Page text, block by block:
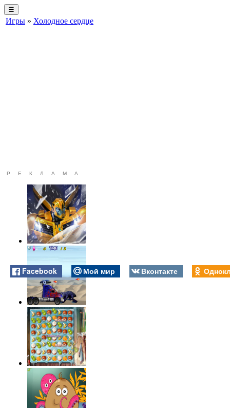
☰
Игры » Холодное сердце
РЕКЛАМА
Facebook Мой мир Вконтакте